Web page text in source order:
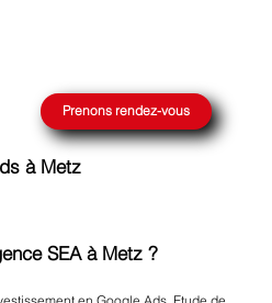
Prenons rendez-vous
à Metz
SEA à Metz ?